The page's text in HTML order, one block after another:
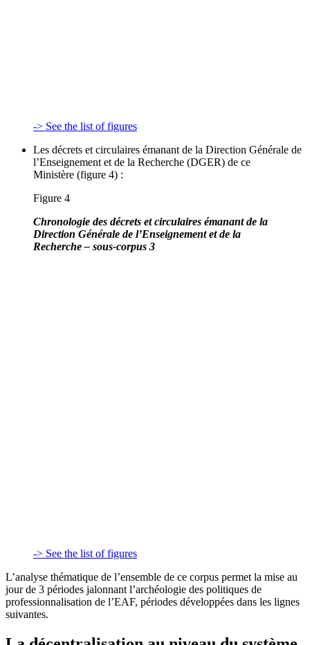
-> See the list of figures
Les décrets et circulaires émanant de la Direction Générale de
l’Enseignement et de la Recherche (DGER) de ce
Ministère (figure 4) :
Figure 4
Chronologie des décrets et circulaires émanant de la
Direction Générale de l’Enseignement et de la
Recherche – sous-corpus 3
-> See the list of figures
L’analyse thématique de l’ensemble de ce corpus permet la mise au
jour de 3 périodes jalonnant l’archéologie des politiques de
professionnalisation de l’EAF, périodes développées dans les lignes
suivantes.